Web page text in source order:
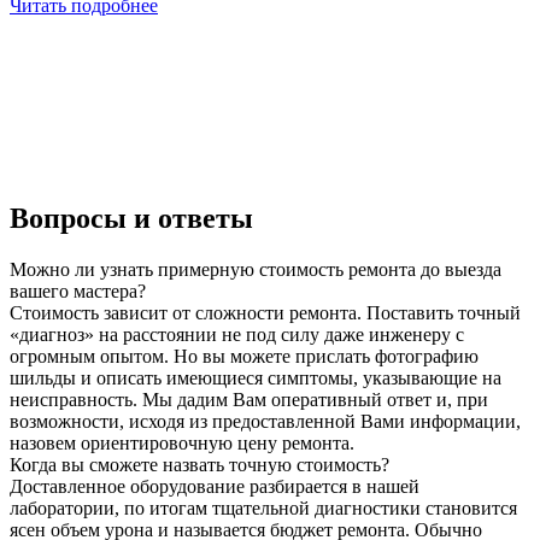
Читать подробнее
Вопросы и ответы
Можно ли узнать примерную стоимость ремонта до выезда
вашего мастера?
Стоимость зависит от сложности ремонта. Поставить точный
«диагноз» на расстоянии не под силу даже инженеру с
огромным опытом. Но вы можете прислать фотографию
шильды и описать имеющиеся симптомы, указывающие на
неисправность. Мы дадим Вам оперативный ответ и, при
возможности, исходя из предоставленной Вами информации,
назовем ориентировочную цену ремонта.
Когда вы сможете назвать точную стоимость?
Доставленное оборудование разбирается в нашей
лаборатории, по итогам тщательной диагностики становится
ясен объем урона и называется бюджет ремонта. Обычно